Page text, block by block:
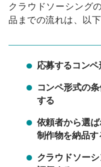
クラウドソーシング
品までの流れは、以
応募するコン
コンペ形式の
する
依頼者から選
制作物を納品す
クラウドソー